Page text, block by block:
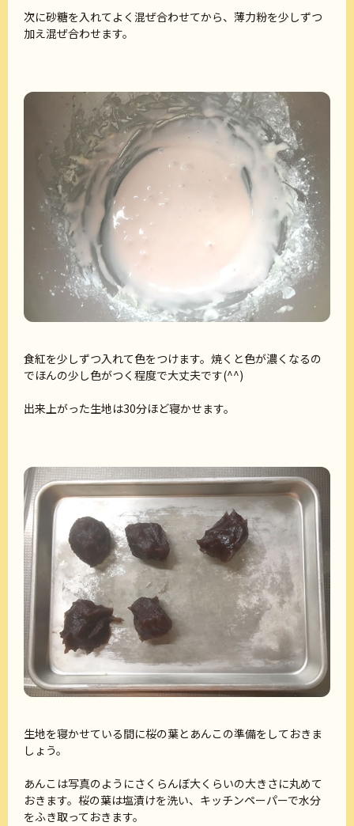
次に砂糖を入れてよく混ぜ合わせてから、薄力粉を少しずつ
加え混ぜ合わせます。
食紅を少しずつ入れて色をつけます。焼くと色が濃くなるの
でほんの少し色がつく程度で大丈夫です(^^)
出来上がった生地は30分ほど寝かせます。
生地を寝かせている間に桜の葉とあんこの準備をしておきま
しょう。
あんこは写真のようにさくらんぼ大くらいの大きさに丸めて
おきます。桜の葉は塩漬けを洗い、キッチンペーパーで水分
をふき取っておきます。